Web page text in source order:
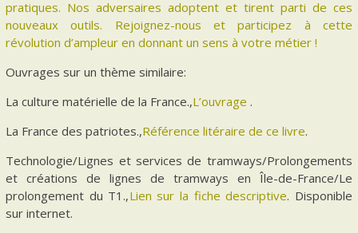
pratiques. Nos adversaires adoptent et tirent parti de ces
nouveaux outils. Rejoignez-nous et participez à cette
révolution d’ampleur en donnant un sens à votre métier !
Ouvrages sur un thème similaire:
La culture matérielle de la France.,L’ouvrage .
La France des patriotes.,Référence litéraire de ce livre.
Technologie/Lignes et services de tramways/Prolongements
et créations de lignes de tramways en Île-de-France/Le
prolongement du T1.,Lien sur la fiche descriptive. Disponible
sur internet.